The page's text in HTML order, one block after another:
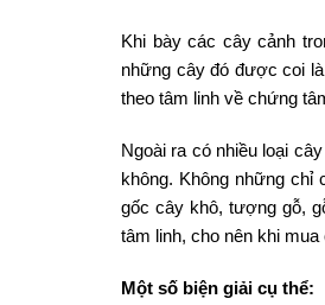
Khi bày các cây cảnh
những cây đó được coi
theo tâm linh về chứng
Ngoài ra có nhiều loại
không. Không những
gốc cây khô, tượng gỗ,
tâm linh, cho nên khi
Một số biện giải cụ thể: